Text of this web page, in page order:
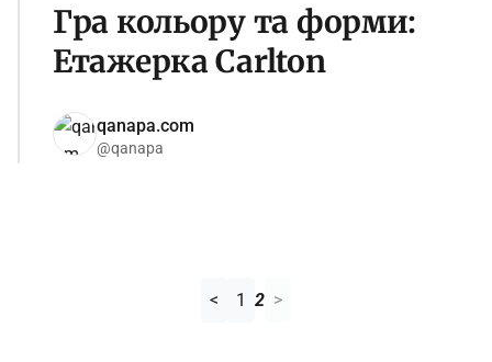
Гра кольору та форми:
Етажерка Carlton
qanapa.com
@qanapa
< 1 2 >